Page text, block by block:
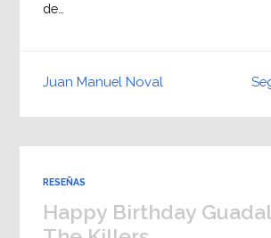
de…
Juan Manuel Noval
RESEÑAS
Happy Birthday